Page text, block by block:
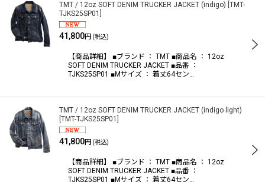
TMT / 12oz SOFT DENIM TRUCKER JACKET (indigo) TMT-
TJKS25SP01
41,800円 (税込)
【商品詳細】 ■ブランド ： TMT ■商品名 ： 12oz
SOFT DENIM TRUCKER JACKET ■品番 ：
TJKS25SP01 ■Mサイズ ： 着丈64セン…
TMT / 12oz SOFT DENIM TRUCKER JACKET (indigo light)
TMT-TJKS25SP01
41,800円 (税込)
【商品詳細】 ■ブランド ： TMT ■商品名 ： 12oz
SOFT DENIM TRUCKER JACKET ■品番 ：
TJKS25SP01 ■Mサイズ ： 着丈64セン…